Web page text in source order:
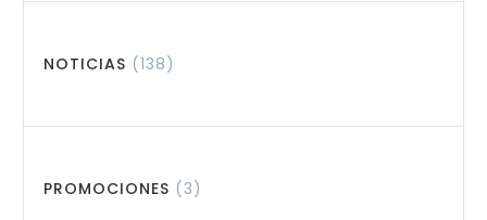
NOTICIAS (138)
PROMOCIONES (3)